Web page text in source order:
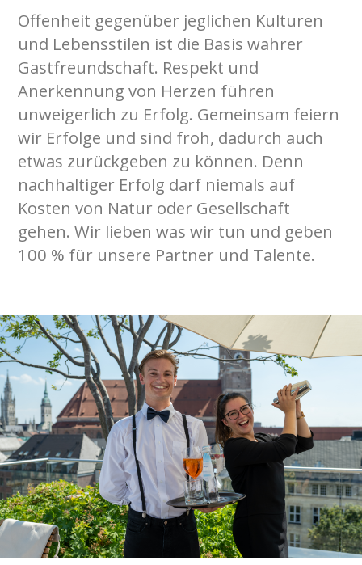
Offenheit gegenüber jeglichen Kulturen
und Lebensstilen ist die Basis wahrer
Gastfreundschaft. Respekt und
Anerkennung von Herzen führen
unweigerlich zu Erfolg. Gemeinsam feiern
wir Erfolge und sind froh, dadurch auch
etwas zurückgeben zu können. Denn
nachhaltiger Erfolg darf niemals auf
Kosten von Natur oder Gesellschaft
gehen. Wir lieben was wir tun und geben
100 % für unsere Partner und Talente.